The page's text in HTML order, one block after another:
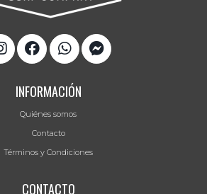
INFORMACIÓN
Quiénes somos
Contacto
Términos y Condiciones
CONTACTO